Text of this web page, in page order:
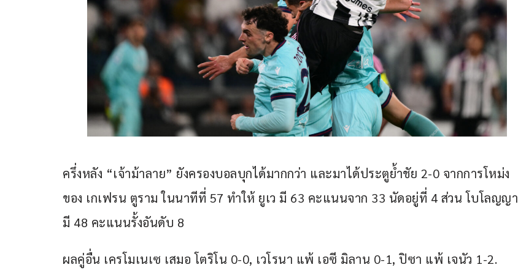
ครึ่งหลัง “เจ้าม้าลาย” ยังครองบอลบุกได้มากกว่า และมาได้ประตูย้ำชัย 2-0 จากการโหม่ง
ของ เกเฟรน ตูราม ในนาทีที่ 57 ทำให้ ยูเว มี 63 คะแนนจาก 33 นัดอยู่ที่ 4 ส่วน โบโลญญา
มี 48 คะแนนรั้งอันดับ 8
ผลคู่อื่น เครโมเนเซ เสมอ โตริโน 0-0, เวโรนา แพ้ เอซี มิลาน 0-1, ปิซา แพ้ เจนัว 1-2.